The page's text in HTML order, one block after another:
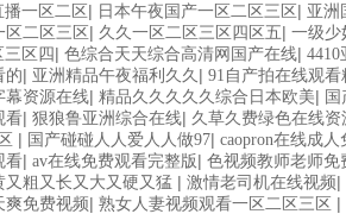
播一区二区 | 日本午夜国产一区二区三区 | 亚洲
区二区三区 | 久久一区二区三区四区五| 一级少
区四| 色综合天天综合高清网国产在线| 4410
的| 亚洲精品午夜福利久久 | 91自产拍在线观看
幕资源在线| 精品久久久久久综合日本欧美|
看| 狠狼鲁亚洲综合在线| 久草久费绿色在线资
| 国产碰碰人人爱人人做97| caopron在线成人
看| av在线免费观看完整版 | 色视频教师老师免
又粗又长又大又硬又猛 | 激情老司机在线视频|
爽免费视频| 熟女人妻视频观看一区二区三区 |